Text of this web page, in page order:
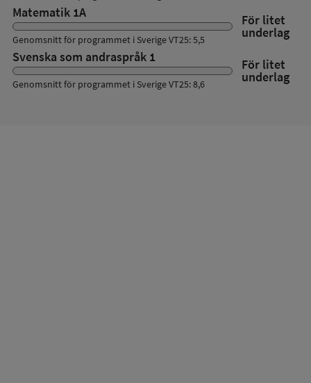
Matematik 1A För litet
underlag
Genomsnitt för programmet i Sverige VT25: 5,5
Svenska som andraspråk 1 För litet
underlag
Genomsnitt för programmet i Sverige VT25: 8,6